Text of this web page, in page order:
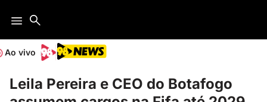
Ao vivo
Leila Pereira e CEO do Botafogo